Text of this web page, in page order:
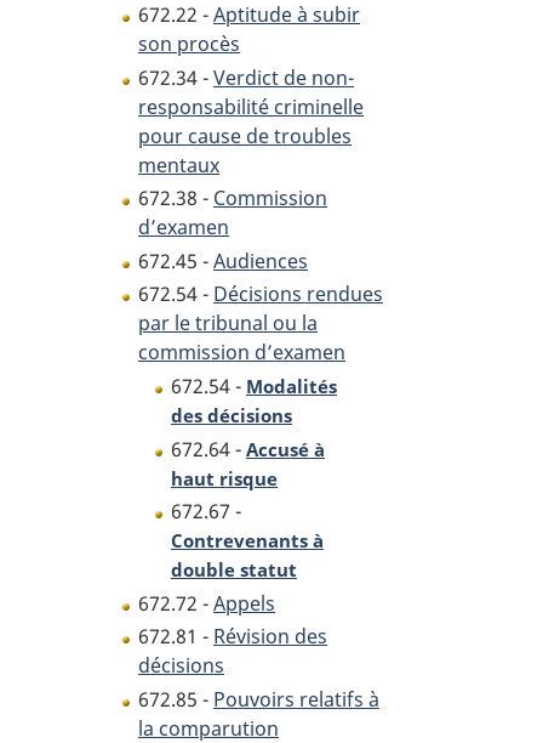
672.22 -Aptitude à subir
son procès
672.34 -Verdict de non-
responsabilité criminelle
pour cause de troubles
mentaux
672.38 - Commission
d’examen
672.45 -Audiences
672.54 - Décisions rendues
par le tribunal ou la
commission d’examen
672.54 - Modalités
des décisions
672.64 - Accusé à
haut risque
672.67 -
Contrevenants à
double statut
672.72 -Appels
672.81 - Révision des
décisions
672.85 - Pouvoirs relatifs à
la comparution